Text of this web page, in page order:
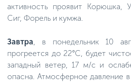
активность проявит Корюшка,
Сиг, Форель и кумжа.
Завтра, в понедельник 10
прогреется до 22°C, будет
западный ветер, 17 м/с и
опасна. Атмосферное давление